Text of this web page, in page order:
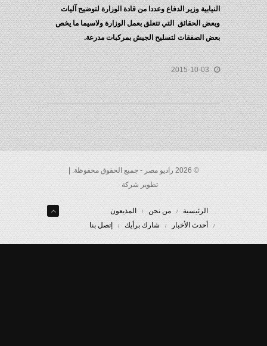
النيابية وزير الدفاع وعددا من قادة الوزارة لتوضيح آليات
وبعض الحقائق التي تتعلق بعمل الوزارة ولاسيما ما يخص
بعض الصفقات لتسليح الجيش بمركبات مدرعة.
2015-10-03
© 2026 راديو مصر - جميع الحقوق محفوظة. |
تطوير شركة
الرئيسية من نحن
المذيعون
أحدث الأخبار
شارك برأيك إتصل بنا